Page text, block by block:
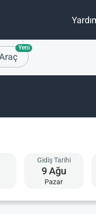
Yeni
Gidiş Tarihi
9Ağu
Pazar